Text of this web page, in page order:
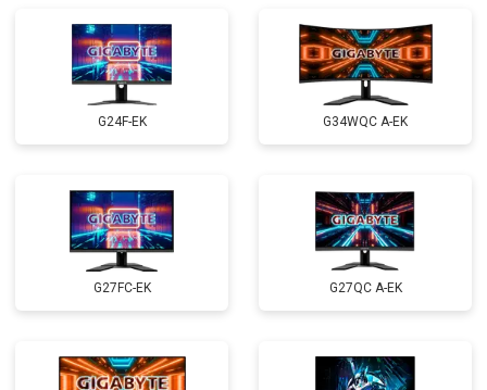
G24F-EK G34WQC A-EK
G27FC-EK G27QC A-EK